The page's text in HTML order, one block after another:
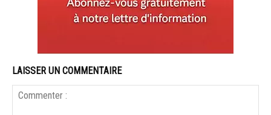
LAISSER UN COMMENTAIRE